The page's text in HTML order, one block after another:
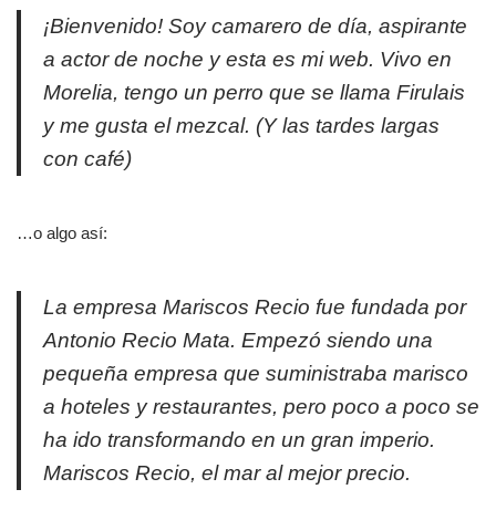
¡Bienvenido! Soy camarero de día, aspirante
a actor de noche y esta es mi web. Vivo en
Morelia, tengo un perro que se llama Firulais
y me gusta el mezcal. (Y las tardes largas
con café)
…o algo así:
La empresa Mariscos Recio fue fundada por
Antonio Recio Mata. Empezó siendo una
pequeña empresa que suministraba marisco
a hoteles y restaurantes, pero poco a poco se
ha ido transformando en un gran imperio.
Mariscos Recio, el mar al mejor precio.